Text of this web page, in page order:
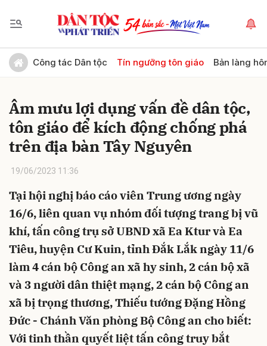
Công tác Dân tộc Tín ngưỡng tôn giáo Bản làng
Âm mưu lợi dụng vấn đề dân tộc,
tôn giáo để kích động chống phá
trên địa bàn Tây Nguyên
19/06/2023 11:36
Tại hội nghị báo cáo viên Trung ương ngày
16/6, liên quan vụ nhóm đối tượng trang bị vũ
khí, tấn công trụ sở UBND xã Ea Ktur và Ea
Tiêu, huyện Cư Kuin, tỉnh Đắk Lắk ngày 11/6
làm 4 cán bộ Công an xã hy sinh, 2 cán bộ xã
và 3 người dân thiệt mạng, 2 cán bộ Công an
xã bị trọng thương, Thiếu tướng Đặng Hồng
Đức - Chánh Văn phòng Bộ Công an cho biết:
Với tinh thần quyết liệt tấn công truy bắt
Gửi bình luận